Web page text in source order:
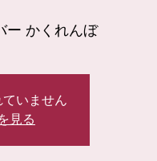
ー かくれんぼ
いません
見る